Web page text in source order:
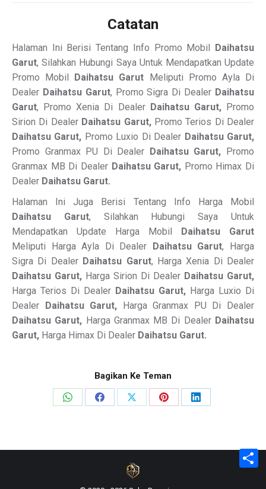
Catatan
Halaman Ini Berisi Tentang Info Promo Mobil Daihatsu
Garut, Silahkan Hubungi Saya Untuk Mendapatkan Update
Promo Mobil Daihatsu Garut Meliputi Promo Ayla Di
Dealer Daihatsu Garut, Promo Sigra Di Dealer Daihatsu
Garut, Promo Xenia Di Dealer Daihatsu Garut, Promo
Sirion Di Dealer Daihatsu Garut, Promo Terios Di Dealer
Daihatsu Garut, Promo Luxio Di Dealer Daihatsu Garut,
Promo Granmax PU Di Dealer Daihatsu Garut, Promo
Granmax MB Di Dealer Daihatsu Garut, Promo Himax Di
Dealer Daihatsu Garut.
Halaman Ini Juga Berisi Tentang Info Harga Mobil
Daihatsu Garut, Silahkan Hubungi Saya Untuk
Mendapatkan Update Harga Mobil Daihatsu Garut
Meliputi Harga Ayla Di Dealer Daihatsu Garut, Harga
Sigra Di Dealer Daihatsu Garut, Harga Xenia Di Dealer
Daihatsu Garut, Harga Sirion Di Dealer Daihatsu Garut,
Harga Terios Di Dealer Daihatsu Garut, Harga Luxio Di
Dealer Daihatsu Garut, Harga Granmax PU Di Dealer
Daihatsu Garut, Harga Granmax MB Di Dealer Daihatsu
Garut, Harga Himax Di Dealer Daihatsu Garut.
Bagikan Ke Teman
Share
Share
Share
Share
Share